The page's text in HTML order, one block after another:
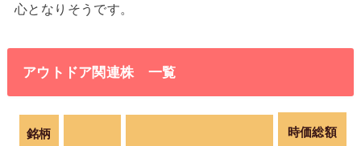
心となりそうです。
アウトドア関連株 一覧
銘柄
時価総額